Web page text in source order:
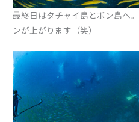
最終日はタチャイ島とボン島へ
ンが上がります（笑）